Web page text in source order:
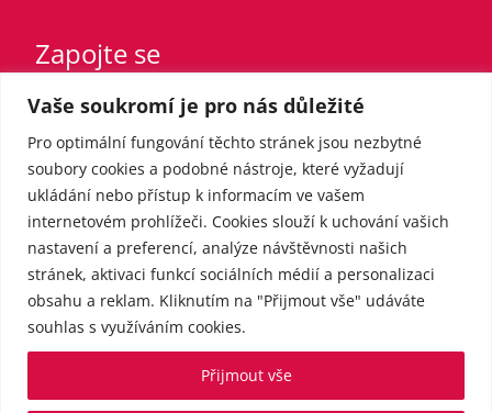
Vaše soukromí je pro nás důležité
Pro optimální fungování těchto stránek jsou nezbytné
soubory cookies a podobné nástroje, které vyžadují
ukládání nebo přístup k informacím ve vašem
internetovém prohlížeči. Cookies slouží k uchování vašich
nastavení a preferencí, analýze návštěvnosti našich
stránek, aktivaci funkcí sociálních médií a personalizaci
obsahu a reklam. Kliknutím na "Přijmout vše" udáváte
souhlas s využíváním cookies.
Přijmout vše
Zapojte se
Vstupte do strany
Registrovaný sympatizant
Přispějte finančně
Pro média
Kontakt
Tiskové zprávy